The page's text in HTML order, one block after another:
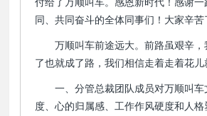
同、共同奋斗的全体同事们！大家辛苦
万顺叫车前途远大。前路虽艰辛
了也就成了路，我们相信走着走着花儿
一、分管总裁团队成员对万顺叫
度、心的归属感、工作作风硬度和人